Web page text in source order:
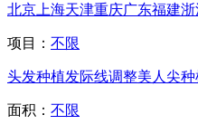
北京 上海天津重庆广东福建浙
项目： 不限
头发种植发际线调整美人尖种
面积： 不限